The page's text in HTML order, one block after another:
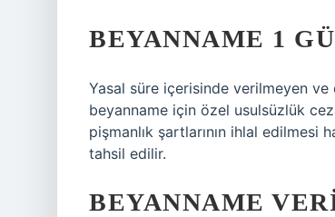
BEYANNAME 1
Yasal süre içerisinde verilmeyen
beyanname için özel usulsüzlük
pişmanlık şartlarının ihlal edilmesi
tahsil edilir.
BEYANNAME